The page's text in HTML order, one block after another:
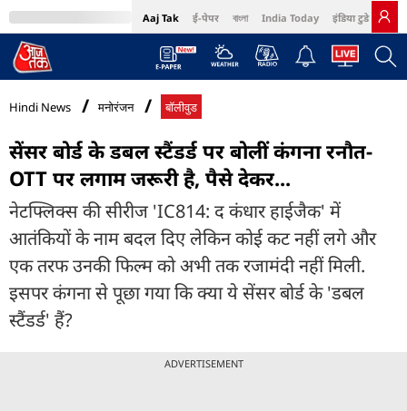
Aaj Tak ई-पेपर বাংলা India Today इंडिया टुडे हिंदी
MumbaiTak Cosmopolitan Harper's Bazaar Northeast
Hindi News मनोरंजन बॉलीवुड
सेंसर बोर्ड के डबल स्टैंडर्ड पर बोलीं कंगना रनौत-
OTT पर लगाम जरूरी है, पैसे देकर...
नेटफ्लिक्स की सीरीज 'IC814: द कंधार हाईजैक' में
आतंकियों के नाम बदल दिए लेकिन कोई कट नहीं लगे और
एक तरफ उनकी फिल्म को अभी तक रजामंदी नहीं मिली.
इसपर कंगना से पूछा गया कि क्या ये सेंसर बोर्ड के 'डबल
स्टैंडर्ड' हैं?
ADVERTISEMENT